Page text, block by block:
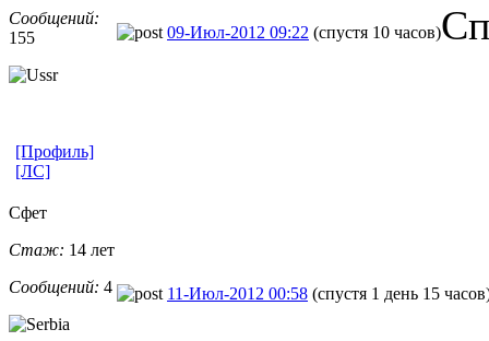
Сообщений:
155
09-Июл-2012 09:22 (спустя 10 часов)
[Профиль]
[ЛС]
Cфет
Стаж: 14 лет
Сообщений: 4 11-Июл-2012 00:58 (спустя 1 день 15